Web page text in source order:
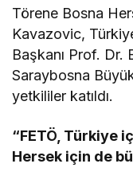
Törene Bosna
Kavazovic,
Başkanı Prof. Dr.
Saraybosna
yetkililer katıldı.
“FETÖ, Türkiye
Hersek için de